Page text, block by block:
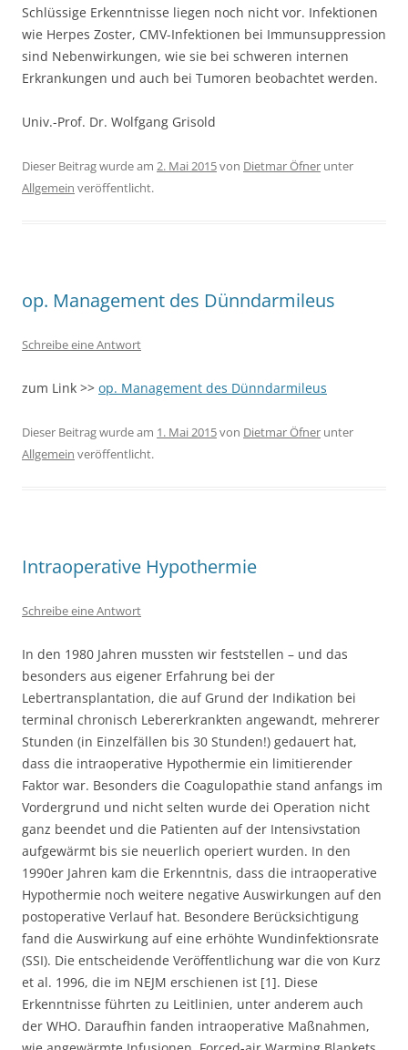
Schlüssige Erkenntnisse liegen noch nicht vor. Infektionen
wie Herpes Zoster, CMV-Infektionen bei Immunsuppression
sind Nebenwirkungen, wie sie bei schweren internen
Erkrankungen und auch bei Tumoren beobachtet werden.
Univ.-Prof. Dr. Wolfgang Grisold
Dieser Beitrag wurde am 2. Mai 2015von Dietmar Öfner unter
Allgemein veröffentlicht.
op. Management des Dünndarmileus
Schreibe eine Antwort
zum Link >> op. Management des Dünndarmileus
Dieser Beitrag wurde am 1. Mai 2015von Dietmar Öfner unter
Allgemein veröffentlicht.
Intraoperative Hypothermie
Schreibe eine Antwort
In den 1980 Jahren mussten wir feststellen – und das
besonders aus eigener Erfahrung bei der
Lebertransplantation, die auf Grund der Indikation bei
terminal chronisch Lebererkrankten angewandt, mehrerer
Stunden (in Einzelfällen bis 30 Stunden!) gedauert hat,
dass die intraoperative Hypothermie ein limitierender
Faktor war. Besonders die Coagulopathie stand anfangs im
Vordergrund und nicht selten wurde dei Operation nicht
ganz beendet und die Patienten auf der Intensivstation
aufgewärmt bis sie neuerlich operiert wurden. In den
1990er Jahren kam die Erkenntnis, dass die intraoperative
Hypothermie noch weitere negative Auswirkungen auf den
postoperative Verlauf hat. Besondere Berücksichtigung
fand die Auswirkung auf eine erhöhte Wundinfektionsrate
(SSI). Die entscheidende Veröffentlichung war die von Kurz
et al. 1996, die im NEJM erschienen ist [1]. Diese
Erkenntnisse führten zu Leitlinien, unter anderem auch
der WHO. Daraufhin fanden intraoperative Maßnahmen,